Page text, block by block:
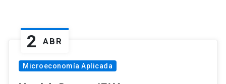
2 ABR
Microeconomía Aplicada